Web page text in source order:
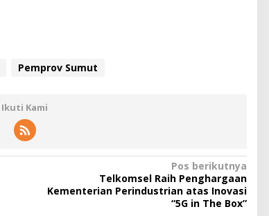
Pemprov Sumut
Ikuti Kami
Pos berikutnya
Telkomsel Raih Penghargaan
Kementerian Perindustrian atas Inovasi
“5G in The Box”